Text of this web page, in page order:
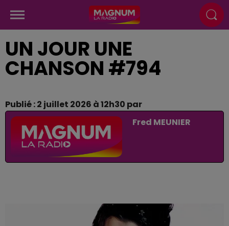
UN JOUR UNE
CHANSON #794
Publié : 2 juillet 2026 à 12h30 par
Fred MEUNIER